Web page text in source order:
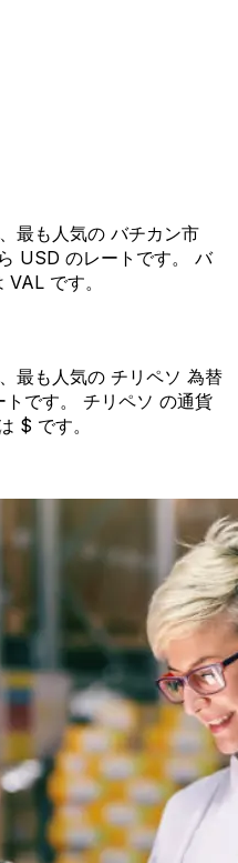
最も人気の バチカン市
USD のレートです。 バ
です。
最も人気の チリペソ 為替
です。 チリペソ の通貨
$ です。